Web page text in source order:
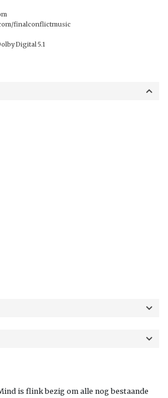
finalconflictmusic
Digital 5.1
is flink bezig om alle nog bestaande